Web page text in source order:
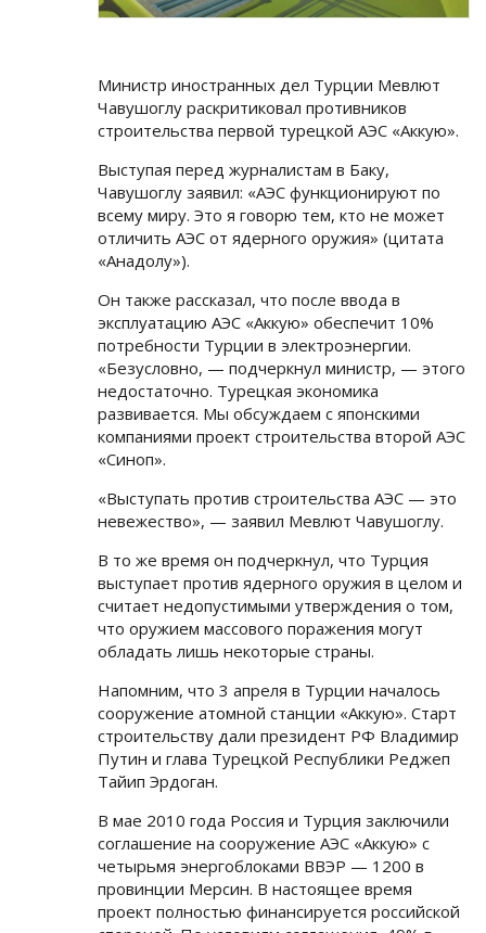
Министр иностранных дел Турции Мевлют
Чавушоглу раскритиковал противников
строительства первой турецкой АЭС «Аккую».
Выступая перед журналистам в Баку,
Чавушоглу заявил: «АЭС функционируют по
всему миру. Это я говорю тем, кто не может
отличить АЭС от ядерного оружия» (цитата
«Анадолу»).
Он также рассказал, что после ввода в
эксплуатацию АЭС «Аккую» обеспечит 10%
потребности Турции в электроэнергии.
«Безусловно, — подчеркнул министр, — этого
недостаточно. Турецкая экономика
развивается. Мы обсуждаем с японскими
компаниями проект строительства второй АЭС
«Синоп».
«Выступать против строительства АЭС — это
невежество», — заявил Мевлют Чавушоглу.
В то же время он подчеркнул, что Турция
выступает против ядерного оружия в целом и
считает недопустимыми утверждения о том,
что оружием массового поражения могут
обладать лишь некоторые страны.
Напомним, что 3 апреля в Турции началось
сооружение атомной станции «Аккую». Старт
строительству дали президент РФ Владимир
Путин и глава Турецкой Республики Реджеп
Тайип Эрдоган.
В мае 2010 года Россия и Турция заключили
соглашение на сооружение АЭС «Аккую» с
четырьмя энергоблоками ВВЭР — 1200 в
провинции Мерсин. В настоящее время
проект полностью финансируется российской